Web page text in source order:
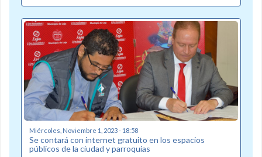
Miércoles, Noviembre 1, 2023 - 18:58
Se contará con internet gratuito en los espacios
públicos de la ciudad y parroquias